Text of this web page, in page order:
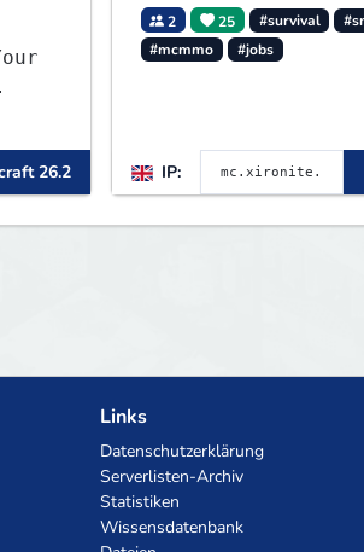
26.2
2 25 #survival
#mcmmo
#jobs
IP:
Links
Datenschutzerklärung
Serverlisten-Archiv
Statistiken
Wissensdatenbank